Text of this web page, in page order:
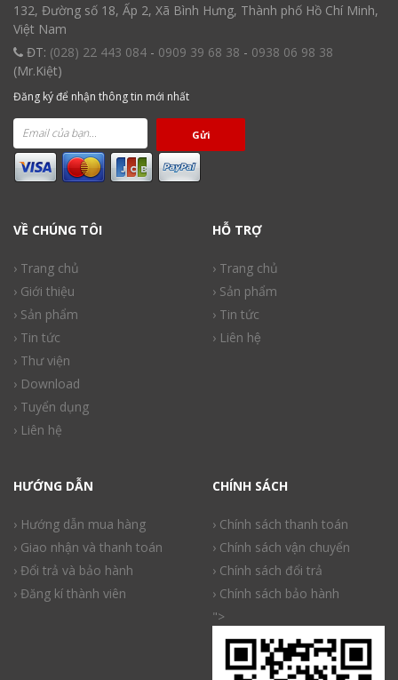
132, Đường số 18, Ấp 2, Xã Bình Hưng, Thành phố Hồ Chí Minh,
Việt Nam
ĐT: (028) 22 443 084 - 0909 39 68 38 - 0938 06 98 38
(Mr.Kiệt)
Đăng ký để nhận thông tin mới nhất
Gửi
VỀ CHÚNG TÔI
› Trang chủ
› Giới thiệu
› Sản phẩm
› Tin tức
› Thư viện
› Download
› Tuyển dụng
› Liên hệ
HỖ TRỢ
› Trang chủ
› Sản phẩm
› Tin tức
› Liên hệ
HƯỚNG DẪN
› Hướng dẫn mua hàng
› Giao nhận và thanh toán
› Đổi trả và bảo hành
› Đăng kí thành viên
CHÍNH SÁCH
› Chính sách thanh toán
› Chính sách vận chuyển
› Chính sách đổi trả
› Chính sách bảo hành
">